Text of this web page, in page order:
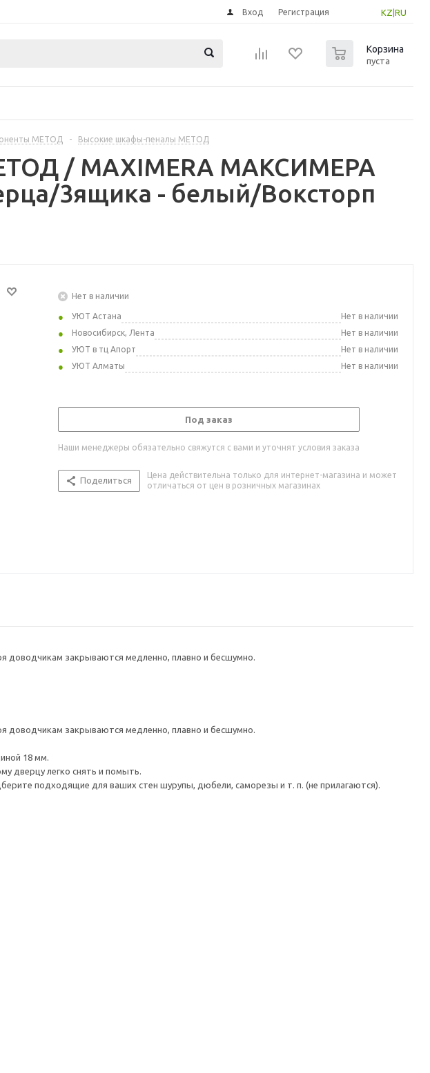
KZ RU
Вход Регистрация
Корзина
пуста
МЕТОД - Высокие шкафы-пеналы МЕТОД
/ MAXIMERA МАКСИМЕРА
3ящика - белый/Воксторп
Нет в наличии
УЮТ Астана
Нет в наличии
Новосибирск, Лента
Нет в наличии
УЮТ в тц Апорт
Нет в наличии
УЮТ Алматы
Нет в наличии
Под заказ
Наши менеджеры обязательно свяжутся с вами и уточнят условия заказа
Поделиться
Цена действительна только для интернет-магазина и может
отличаться от цен в розничных магазинах
закрываются медленно, плавно и бесшумно.
закрываются медленно, плавно и бесшумно.
18 мм.
дверцу легко снять и помыть.
подходящие для ваших стен шурупы, дюбели, саморезы и т. п. (не прилагаются).